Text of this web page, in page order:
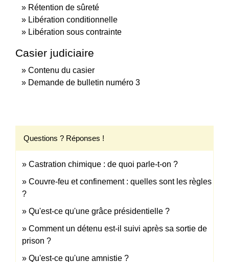
Rétention de sûreté
Libération conditionnelle
Libération sous contrainte
Casier judiciaire
Contenu du casier
Demande de bulletin numéro 3
Questions ? Réponses !
Castration chimique : de quoi parle-t-on ?
Couvre-feu et confinement : quelles sont les règles
?
Qu'est-ce qu'une grâce présidentielle ?
Comment un détenu est-il suivi après sa sortie de
prison ?
Qu'est-ce qu'une amnistie ?